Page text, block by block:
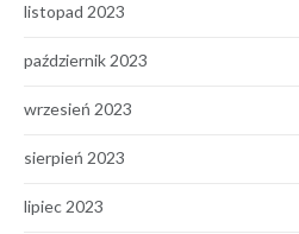
listopad 2023
październik 2023
wrzesień 2023
sierpień 2023
lipiec 2023